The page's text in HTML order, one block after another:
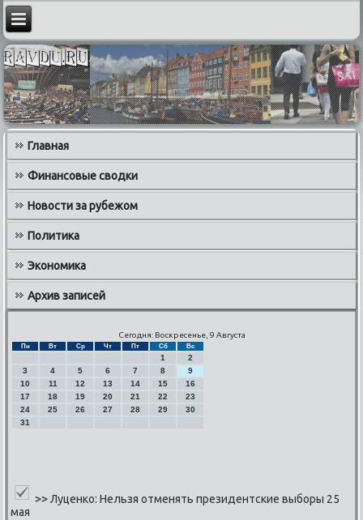
Главная
Финансовые сводки
Новости за рубежом
Политика
Экономика
Архив записей
Сегодня: Воскресенье, 9 Августа
Пн Вт Ср Чт Пт Сб Вс
1
2
3
4 5 6 7 8
9
10
11 12 13 14 15
16
17
18 19 20 21 22
23
24
25 26 27 28 29
30
31
>>Луценко: Нельзя отменять президентские выборы 25
мая